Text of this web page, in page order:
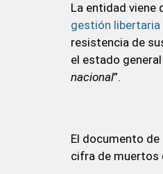
La entidad viene
gestión
resistencia de
el estado
nacional”.
El documento de
cifra de muertos